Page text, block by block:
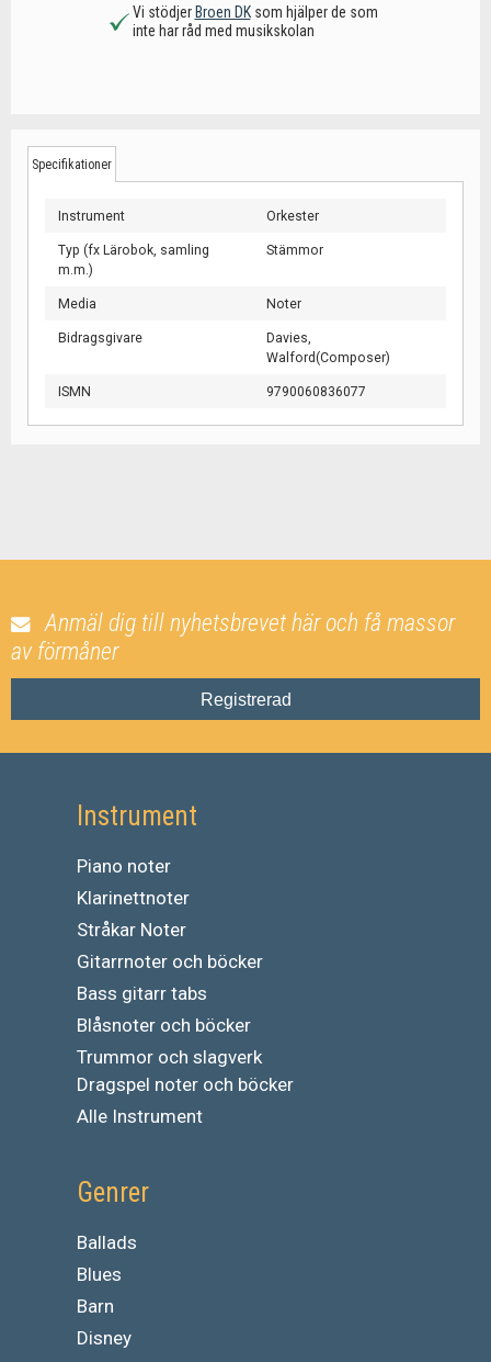
Vi stödjerBroen DKsom hjälper de som
inte har råd med musikskolan
Specifikationer
Instrument Orkester
Typ (fx Lärobok, samling
m.m.)
Stämmor
Media Noter
Bidragsgivare
Davies,
Walford(Composer)
ISMN 9790060836077
Anmäl dig till nyhetsbrevet här och få massor
av förmåner
Registrerad
Instrument
Piano noter
Klarinettnoter
Stråkar Noter
Gitarrnoter och böcker
Bass gitarr tabs
Blåsnoter och böcker
Trummor och slagverk
Dragspel noter och böcker
Alle Instrument
Genrer
Ballads
Blues
Barn
Disney